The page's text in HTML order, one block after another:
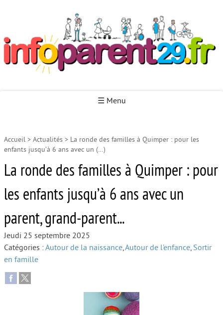
☰ Menu
Accueil
Autour de la petite enfance
Autour de l’enfance
Autour de la jeunesse
Autour de l’école
Face au deuil
Accueil > Actualités > La ronde des familles à Quimper : pour les
enfants jusqu’à 6 ans avec un (…)
La ronde des familles à Quimper : pour
les enfants jusqu’à 6 ans avec un
parent, grand-parent...
Jeudi 25 septembre 2025
Catégories :Autour de la naissance,Autour de l’enfance, Sortir
en famille